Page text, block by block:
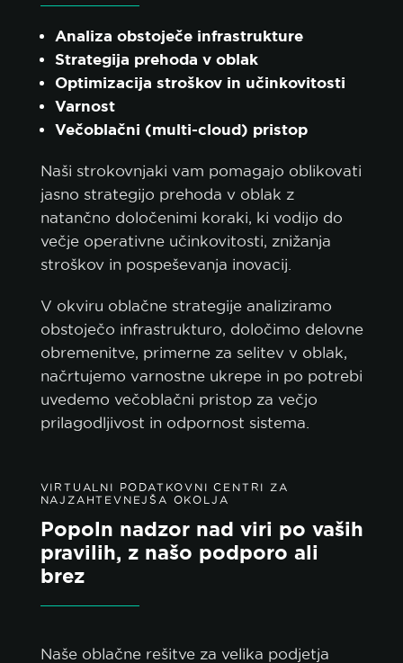
Analiza obstoječe infrastrukture
Strategija prehoda v oblak
Optimizacija stroškov in učinkovitosti
Varnost
Večoblačni (multi-cloud) pristop
Naši strokovnjaki vam pomagajo oblikovati
jasno strategijo prehoda v oblak z
natančno določenimi koraki, ki vodijo do
večje operativne učinkovitosti, znižanja
stroškov in pospeševanja inovacij.
V okviru oblačne strategije analiziramo
obstoječo infrastrukturo, določimo delovne
obremenitve, primerne za selitev v oblak,
načrtujemo varnostne ukrepe in po potrebi
uvedemo večoblačni pristop za večjo
prilagodljivost in odpornost sistema.
VIRTUALNI PODATKOVNI CENTRI ZA
NAJZAHTEVNEJŠA OKOLJA
Popoln nadzor nad viri po vaših
pravilih, z našo podporo ali
brez
Naše oblačne rešitve za velika podjetja